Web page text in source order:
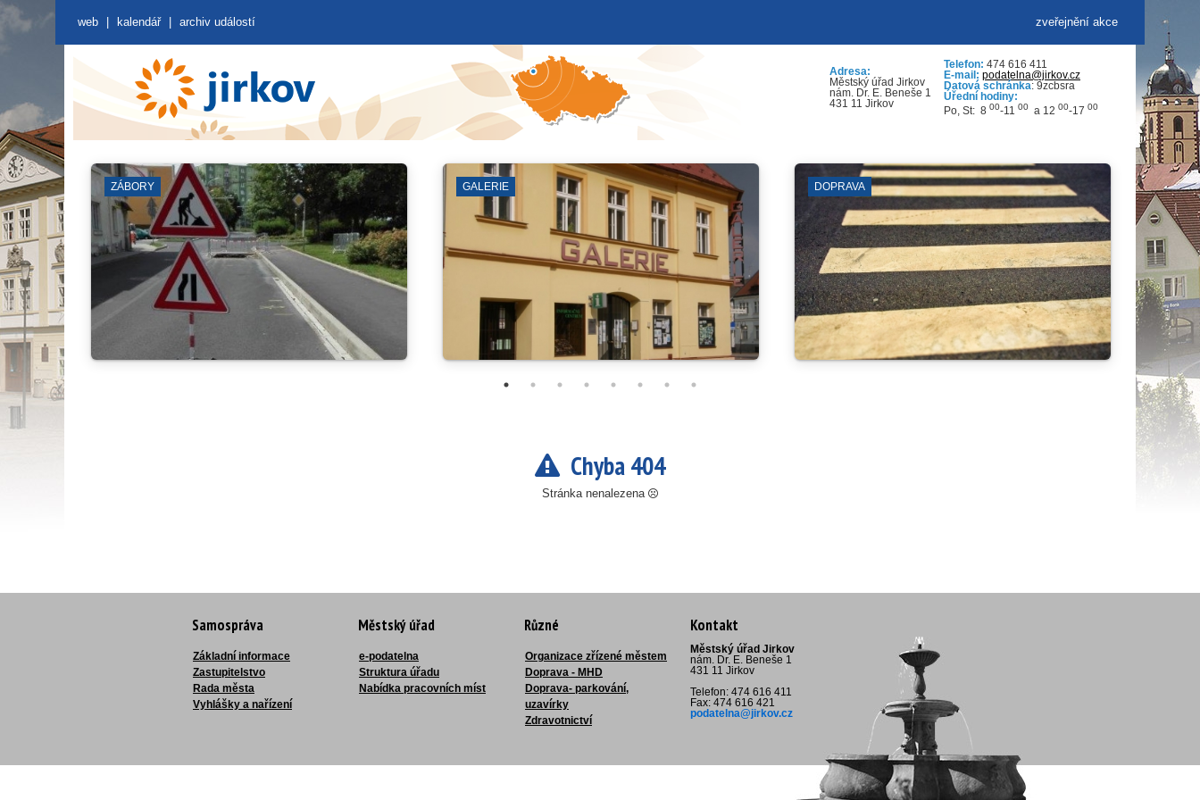
zveřejnění akce
web kalendář archiv událostí
Adresa:
Městský úřad Jirkov
nám. Dr. E. Beneše 1
431 11 Jirkov
Telefon: 474 616 411
E-mail: podatelna@jirkov.cz
Datová schránka: 9zcbsra
Úřední hodiny:
Po, St: 8 00-11 00 a 12 00-17 00
DOPRAVA VENKOVNÍ PROSTRANSTVÍ SPORTOVNÍ KLUBY
Chyba 404
Stránka nenalezena
Samospráva
Základní informace
Zastupitelstvo
Rada města
Vyhlášky a nařízení
Městský úřad
e-podatelna
Struktura úřadu
Nabídka pracovních míst
Různé
Organizace zřízené městem
Doprava - MHD
Doprava- parkování,
uzavírky
Zdravotnictví
Kontakt
Městský úřad Jirkov
nám. Dr. E. Beneše 1
431 11 Jirkov
Telefon: 474 616 411
Fax: 474 616 421
podatelna@jirkov.cz